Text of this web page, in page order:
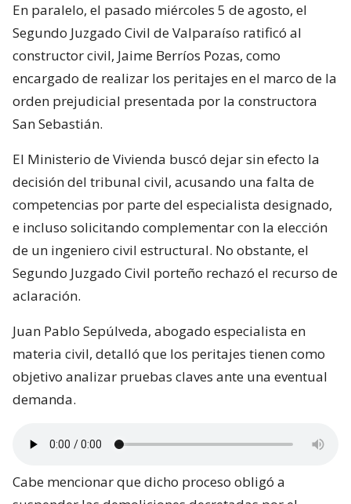
En paralelo, el pasado miércoles 5 de agosto, el
Segundo Juzgado Civil de Valparaíso ratificó al
constructor civil, Jaime Berríos Pozas, como
encargado de realizar los peritajes en el marco de la
orden prejudicial presentada por la constructora
San Sebastián.
El Ministerio de Vivienda buscó dejar sin efecto la
decisión del tribunal civil, acusando una falta de
competencias por parte del especialista designado,
e incluso solicitando complementar con la elección
de un ingeniero civil estructural. No obstante, el
Segundo Juzgado Civil porteño rechazó el recurso de
aclaración.
Juan Pablo Sepúlveda, abogado especialista en
materia civil, detalló que los peritajes tienen como
objetivo analizar pruebas claves ante una eventual
demanda.
Cabe mencionar que dicho proceso obligó a